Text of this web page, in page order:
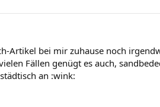
Artikel bei mir zuhause noch
Fällen genügt es auch,
an :wink: